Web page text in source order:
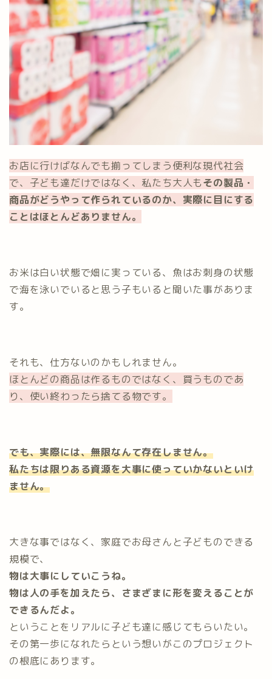
お店に行けばなんでも揃ってしまう便利な現代社会
で、子ども達だけではなく、私たち大人もその製品・
商品がどうやって作られているのか、実際に目にする
ことはほとんどありません。
お米は白い状態で畑に実っている、魚はお刺身の状態
で海を泳いでいると思う子もいると聞いた事がありま
す。
それも、仕方ないのかもしれません。
ほとんどの商品は作るものではなく、買うものであ
り、使い終わったら捨てる物です。
でも、実際には、無限なんて存在しません。
私たちは限りある資源を大事に使っていかないといけ
ません。
大きな事ではなく、家庭でお母さんと子どものできる
規模で、
物は大事にしていこうね。
物は人の手を加えたら、さまざまに形を変えることが
できるんだよ。
ということをリアルに子ども達に感じてもらいたい。
その第一歩になれたらという想いがこのプロジェクト
の根底にあります。